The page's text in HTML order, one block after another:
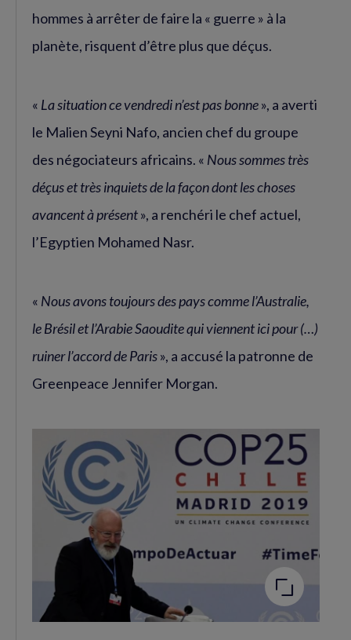
hommes à arrêter de faire la « guerre » à la
planète, risquent d’être plus que déçus.
« La situation ce vendredi n’est pas bonne», a averti
le Malien Seyni Nafo, ancien chef du groupe
des négociateurs africains. « Nous sommes très
déçus et très inquiets de la façon dont les choses
avancent à présent», a renchéri le chef actuel,
l’Egyptien Mohamed Nasr.
« Nous avons toujours des pays comme l’Australie,
le Brésil et l’Arabie Saoudite qui viennent ici pour (…)
ruiner l’accord de Paris», a accusé la patronne de
Greenpeace Jennifer Morgan.